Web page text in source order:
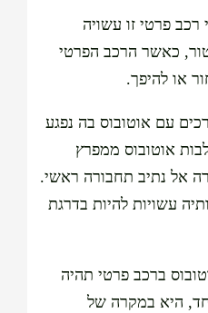
רכב פרטי זו עשויה
כאשר הרכב הפרטי
או להיפך.
עם אוטובוס בה נפגע
אוטובוס ממפרץ
אל נתיב תחבורה ראשי.
עשויות להיות בדרגת
ברכב פרטי תהיה
היא במקרה של